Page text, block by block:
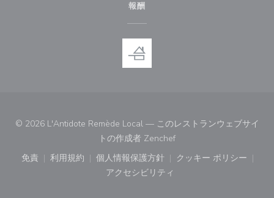
報酬
© 2026 L'Antidote Remède Local — このレストランウェブサイ
トの作成者 Zenchef((新しいウィンドウで開
免責
((新しいウィンドウで開きます))
利用規約
((新しいウィンドウで開きます))
個人情報保護方針
((新しいウィンドウで開きます))
クッキー ポリシー
((新しいウィ
アクセシビリティ
((新しいウィンドウで開きます))